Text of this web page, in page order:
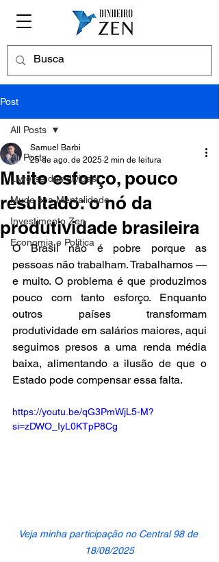
Post
All Posts
Livre-se das dívidas!
Mude sua Mentalidade
Investimento Zen
Economia e Política
All Posts
Muito esforço, pouco
resultado: o nó da
produtividade brasileira
Samuel Barbi
25 de ago. de 2025 2 min de leitura
O Brasil não é pobre porque as
pessoas não trabalham. Trabalhamos —
e muito. O problema é que produzimos
pouco com tanto esforço. Enquanto
outros países transformam
produtividade em salários maiores, aqui
seguimos presos a uma renda média
baixa, alimentando a ilusão de que o
Estado pode compensar essa falta.
https://youtu.be/qG3PmWjL5-M?
si=zDWO_IyL0KTpP8Cg
Veja minha participação no Central 98 de
18/08/2025